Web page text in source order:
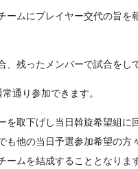
ームにプレイヤー交代の旨を
、残ったメンバーで試合をし
通り参加できます。
を取下げし当日斡旋希望組に
も他の当日予選参加希望の方
ームを結成することとなります